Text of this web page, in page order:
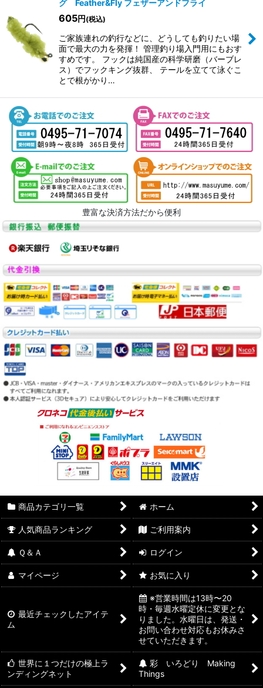
グ Feather&Fly フェザーアンドフライ
605円 (税込)
ご家族連れの釣行などに、どうしても釣りたい場
面で最大の力を発揮！ 管理釣り場入門用にもおす
すめです。 フックは純国産の科学研磨（バーブレ
ス）でフックキング抜群、 テールを立てて泳ぐこ
とで根がかり…
豊富な決済方法だから便利
商品カテゴリ一覧 ホーム
人気商品ランキング ご利用案内
Ｑ＆Ａ ログイン
マイページ お気に入り
最近チェックしたアイテ
ム
※営業時間は13時〜20
時・毎週水曜定休に変更とな
りました。水曜日は、発送・
お問い合わせ対応もお休みさ
せていただきます。
世界に１つだけの極上ラ
ンディングネット
彩 いろどり Making
Things